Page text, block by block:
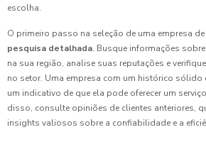
escolha.
O primeiro passo na seleção de uma empresa
pesquisa detalhada. Busque informações
na sua região, analise suas reputações e
no setor. Uma empresa com um histórico sólido
um indicativo de que ela pode oferecer um
disso, consulte opiniões de clientes anteriores,
insights valiosos sobre a confiabilidade e a